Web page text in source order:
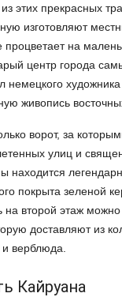
этих прекрасных
изготовляют
процветает на
центр города
немецкого
живопись
ворот, за
улиц и
находится
покрыта зеленой
на второй этаж
доставляют из
верблюда.
Кайруана